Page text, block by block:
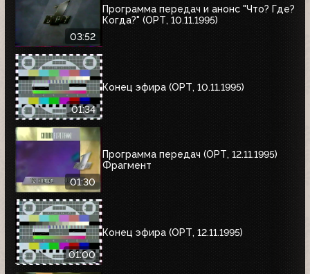
03:52
Программа передач и анонс "Что? Где?
Когда?" (ОРТ, 10.11.1995)
01:34
Конец эфира (ОРТ, 10.11.1995)
01:30
Программа передач (ОРТ, 12.11.1995)
Фрагмент
01:00
Конец эфира (ОРТ, 12.11.1995)